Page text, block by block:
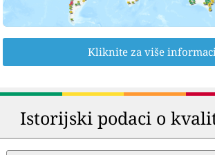
Kliknite za više
Istorijski podaci o